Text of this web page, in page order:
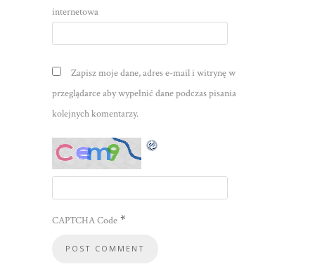
internetowa
Zapisz moje dane, adres e-mail i witrynę w
przeglądarce aby wypełnić dane podczas pisania
kolejnych komentarzy.
CAPTCHA Code *